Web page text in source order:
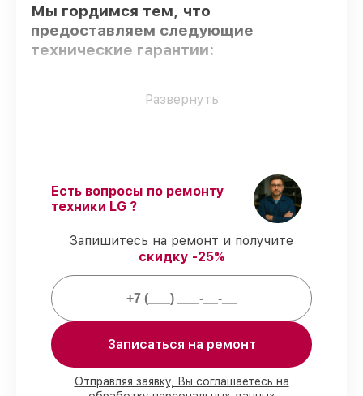
Мы гордимся тем, что
предоставляем следующие
технические гарантии:
Только фирменные комплектующие
Выполнение работ вовремя
–
гарантируем завершение работ без
Подтвержденная гарантия–
предоставляем официальное
гарантийное сопровождение после
Мы гарантируем:
80%работ с возможностью наблюдения
Развернуть
Есть вопросы по ремонту
техники LG ?
Запишитесь на ремонт и получите
скидку -25%
Записаться на ремонт
Отправляя заявку, Вы соглашаетесь на